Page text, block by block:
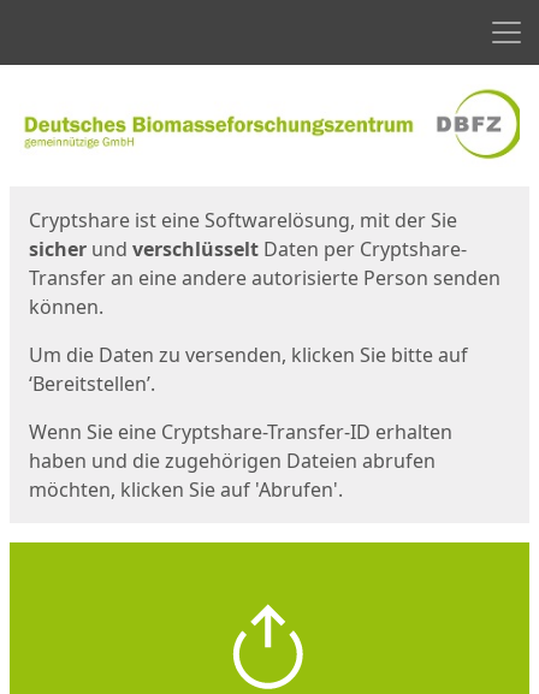
Cryptshare ist eine Softwarelösung, mit der Sie
sicher und verschlüsselt Daten per Cryptshare-
Transfer an eine andere autorisierte Person senden
können.
Um die Daten zu versenden, klicken Sie bitte auf
‘Bereitstellen’.
Wenn Sie eine Cryptshare-Transfer-ID erhalten
haben und die zugehörigen Dateien abrufen
möchten, klicken Sie auf 'Abrufen'.